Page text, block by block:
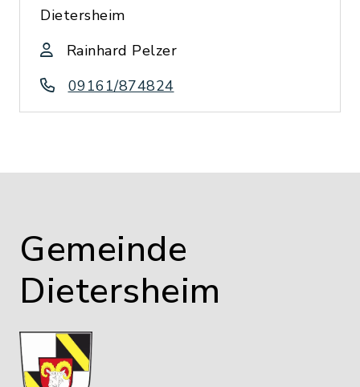
Dietersheim
Rainhard Pelzer
09161/874824
Gemeinde
Dietersheim